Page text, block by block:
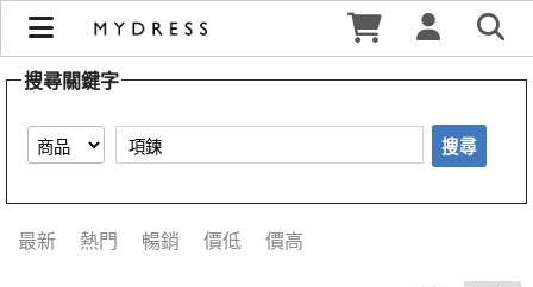
【項鍊】搜尋結果 | MYDRESS 時裳韓風
搜尋關鍵字
搜尋
最新 熱門 暢銷 價低 價高